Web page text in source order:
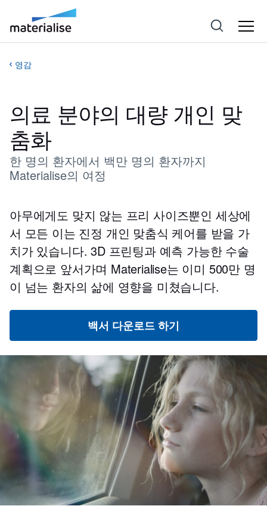
영감
의료 분야의 대량 개인 맞
춤화
한 명의 환자에서 백만 명의 환자까지
Materialise의 여정
아무에게도 맞지 않는 프리 사이즈뿐인 세상에
서 모든 이는 진정 개인 맞춤식 케어를 받을 가
치가 있습니다. 3D 프린팅과 예측 가능한 수술
계획으로 앞서가며 Materialise는 이미 500만 명
이 넘는 환자의 삶에 영향을 미쳤습니다.
백서 다운로드 하기